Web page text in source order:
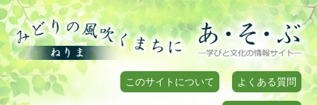
このサイトについて よくある質問